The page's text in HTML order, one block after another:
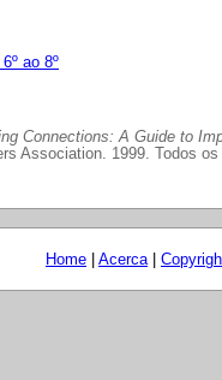
ao 8º
Connections: A Guide to
Association. 1999. Todos
Home Acerca|